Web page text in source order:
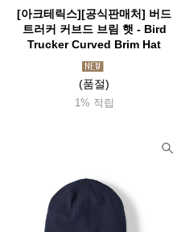
[아크테릭스][공식판매처] 버드
트러커 커브드 브림 햇 - Bird
Trucker Curved Brim Hat
(품절)
1% 적립